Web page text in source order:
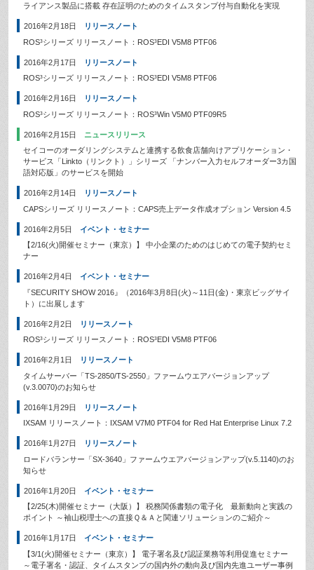
ライアンス製品に搭載 存在証明のためのタイムスタンプ付与自動化を実現
2016年2月18日
リリースノート
ROS³シリーズ リリースノート：ROS³EDI V5M8 PTF06
2016年2月17日
リリースノート
ROS³シリーズ リリースノート：ROS³EDI V5M8 PTF06
2016年2月16日
リリースノート
ROS³シリーズ リリースノート：ROS³Win V5M0 PTF09R5
2016年2月15日
ニュースリリース
セイコーのオーダリングシステムと連携する飲食店舗向けアプリケーション・
サービス「Linkto（リンクト）」シリーズ 「ナンバー入力セルフオーダー3カ国
語対応版」のサービスを開始
2016年2月14日
リリースノート
CAPSシリーズ リリースノート：CAPS売上データ作成オプション Version 4.5
2016年2月5日
イベント・セミナー
【2/16(火)開催セミナー（東京）】 中小企業のためのはじめての電子契約セミ
ナー
2016年2月4日
イベント・セミナー
『SECURITY SHOW 2016』（2016年3月8日(火)～11日(金)・東京ビッグサイ
ト）に出展します
2016年2月2日
リリースノート
ROS³シリーズ リリースノート：ROS³EDI V5M8 PTF06
2016年2月1日
リリースノート
タイムサーバー「TS-2850/TS-2550」ファームウエアバージョンアップ
(v.3.0070)のお知らせ
2016年1月29日
リリースノート
IXSAM リリースノート：IXSAM V7M0 PTF04 for Red Hat Enterprise Linux 7.2
2016年1月27日
リリースノート
ロードバランサー「SX-3640」ファームウエアバージョンアップ(v.5.1140)のお
知らせ
2016年1月20日
イベント・セミナー
【2/25(木)開催セミナー（大阪）】 税務関係書類の電子化 最新動向と実践の
ポイント ～袖山税理士への直接Ｑ＆Ａと関連ソリューションのご紹介～
2016年1月17日
イベント・セミナー
【3/1(火)開催セミナー（東京）】 電子署名及び認証業務等利用促進セミナー
～電子署名・認証、タイムスタンプの国内外の動向及び国内先進ユーザー事例